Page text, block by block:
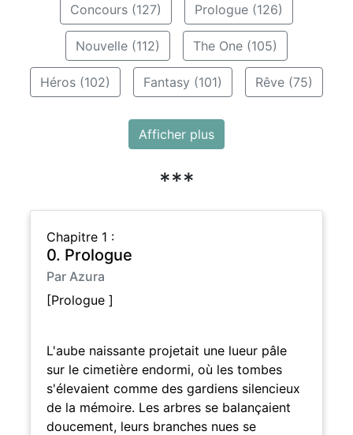
Concours (127) Prologue (126)
Nouvelle (112) The One (105)
Héros (102) Fantasy (101) Rêve (75)
Afficher plus
***
Chapitre 1 :
0. Prologue
Par Azura
[Prologue ]
L'aube naissante projetait une lueur pâle
sur le cimetière endormi, où les tombes
s'élevaient comme des gardiens silencieux
de la mémoire. Les arbres se balançaient
doucement, leurs branches nues se